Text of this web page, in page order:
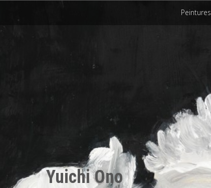
Peintures
Yuichi Ono